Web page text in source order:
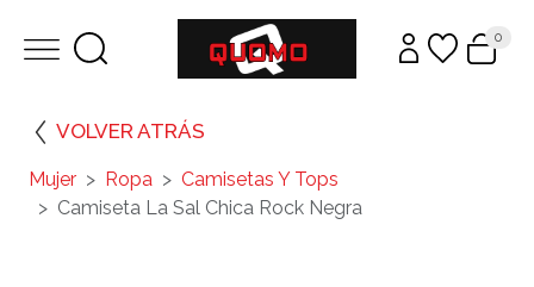
0
VOLVER ATRÁS
Mujer Ropa
Camisetas Y Tops
Camiseta La Sal Chica Rock Negra